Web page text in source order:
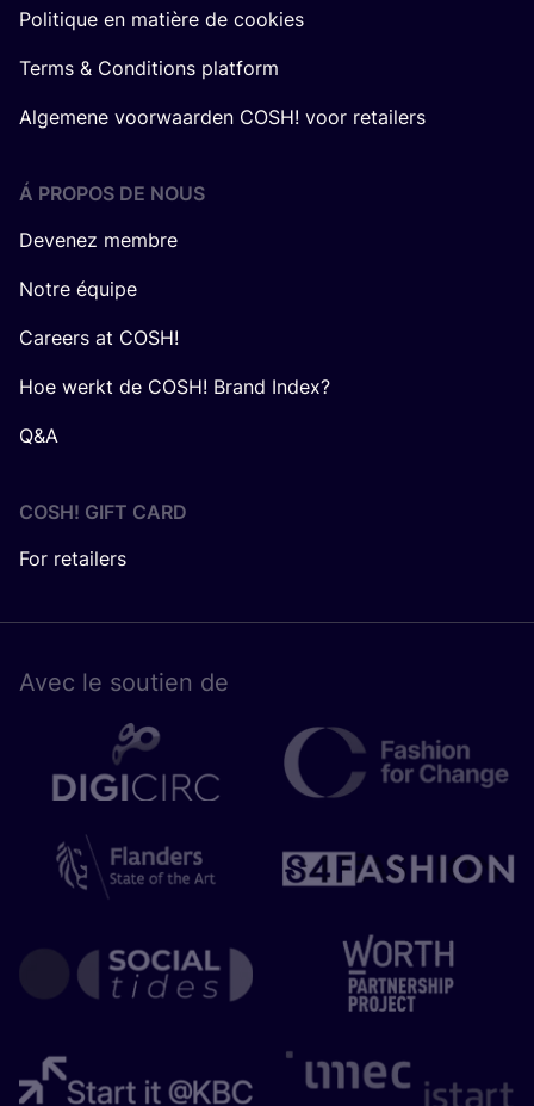
Politique en matière de cookies
Terms & Conditions platform
Algemene voorwaarden COSH! voor retailers
Á PROPOS DE NOUS
Devenez membre
Notre équipe
Careers at COSH!
Hoe werkt de COSH! Brand Index?
Q&A
COSH! GIFT CARD
For retailers
Avec le sou­tien de